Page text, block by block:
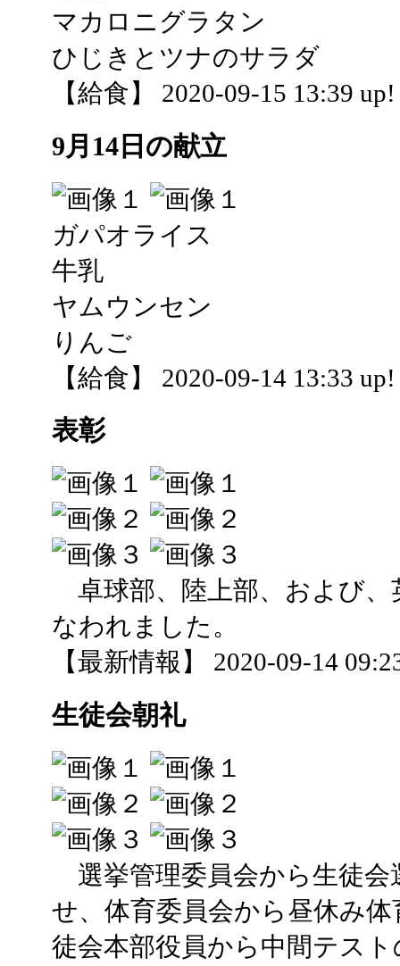
マカロニグラタン
ひじきとツナのサラダ
【給食】 2020-09-15 13:39 up!
9月14日の献立
ガパオライス
牛乳
ヤムウンセン
りんご
【給食】 2020-09-14 13:33 up!
表彰
卓球部、陸上部、および、
なわれました。
【最新情報】 2020-09-14
生徒会朝礼
選挙管理委員会から生徒会
せ、体育委員会から昼休み
徒会本部役員から中間テス